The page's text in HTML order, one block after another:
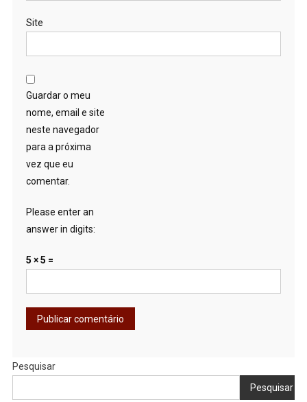
Site
Guardar o meu
nome, email e site
neste navegador
para a próxima
vez que eu
comentar.
Please enter an
answer in digits:
5 × 5 =
Pesquisar
Pesquisar